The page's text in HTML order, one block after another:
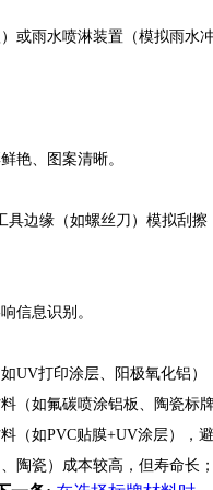
雨水喷淋装置（模拟雨水冲
、图案清晰。
缘（如螺丝刀）模拟刮擦
信息识别。
打印涂层、阳极氧化铝）
如氟碳喷涂铝板、陶瓷标牌
如PVC贴膜+UV涂层），避
瓷）成本较高，但寿命长；